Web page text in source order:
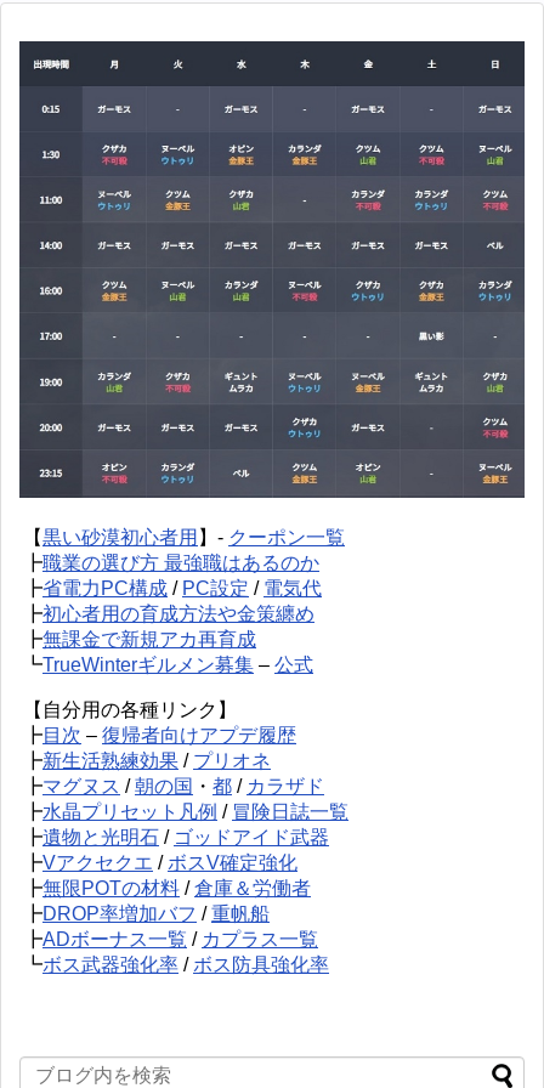
【黒い砂漠初心者用 】- クーポン一覧
┣職業の選び方 最強職はあるのか
┣省電力PC構成 / PC設定 / 電気代
┣初心者用の育成方法や金策纏め
┣無課金で新規アカ再育成
┗TrueWinterギルメン募集 – 公式
【自分用の各種リンク】
┣目次 – 復帰者向けアプデ履歴
┣新生活熟練効果 / プリオネ
┣マグヌス /朝の国 ・ 都 / カラザド
┣水晶プリセット凡例 / 冒険日誌一覧
┣遺物と光明石 / ゴッドアイド武器
┣Vアクセクエ / ボスV確定強化
┣無限POTの材料 /倉庫＆労働者
┣DROP率増加バフ /重帆船
┣ADボーナス一覧 / カプラス一覧
┗ボス武器強化率 / ボス防具強化率